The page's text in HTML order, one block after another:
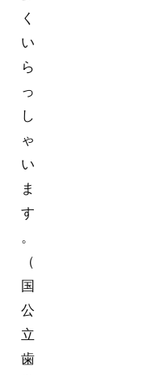
く
い
ら
っ
し
ゃ
い
ま
す
。
（
国
公
立
歯